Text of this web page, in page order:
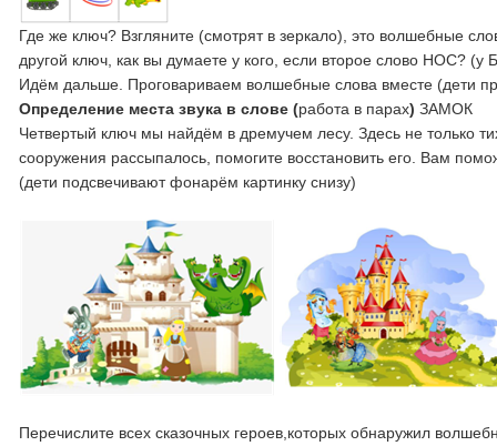
Где же ключ? Взгляните (смотрят в зеркало), это волшебные
другой ключ, как вы думаете у кого, если второе слово НОС? (у
Идём дальше. Проговариваем волшебные слова вместе (дети
Определение места звука в слове (работа в парах)ЗАМОК
Четвертый ключ мы найдём в дремучем лесу. Здесь не только
сооружения рассыпалось, помогите восстановить его. Вам
(дети подсвечивают фонарём картинку снизу)
Перечислите всех сказочных героев,которых обнаружил